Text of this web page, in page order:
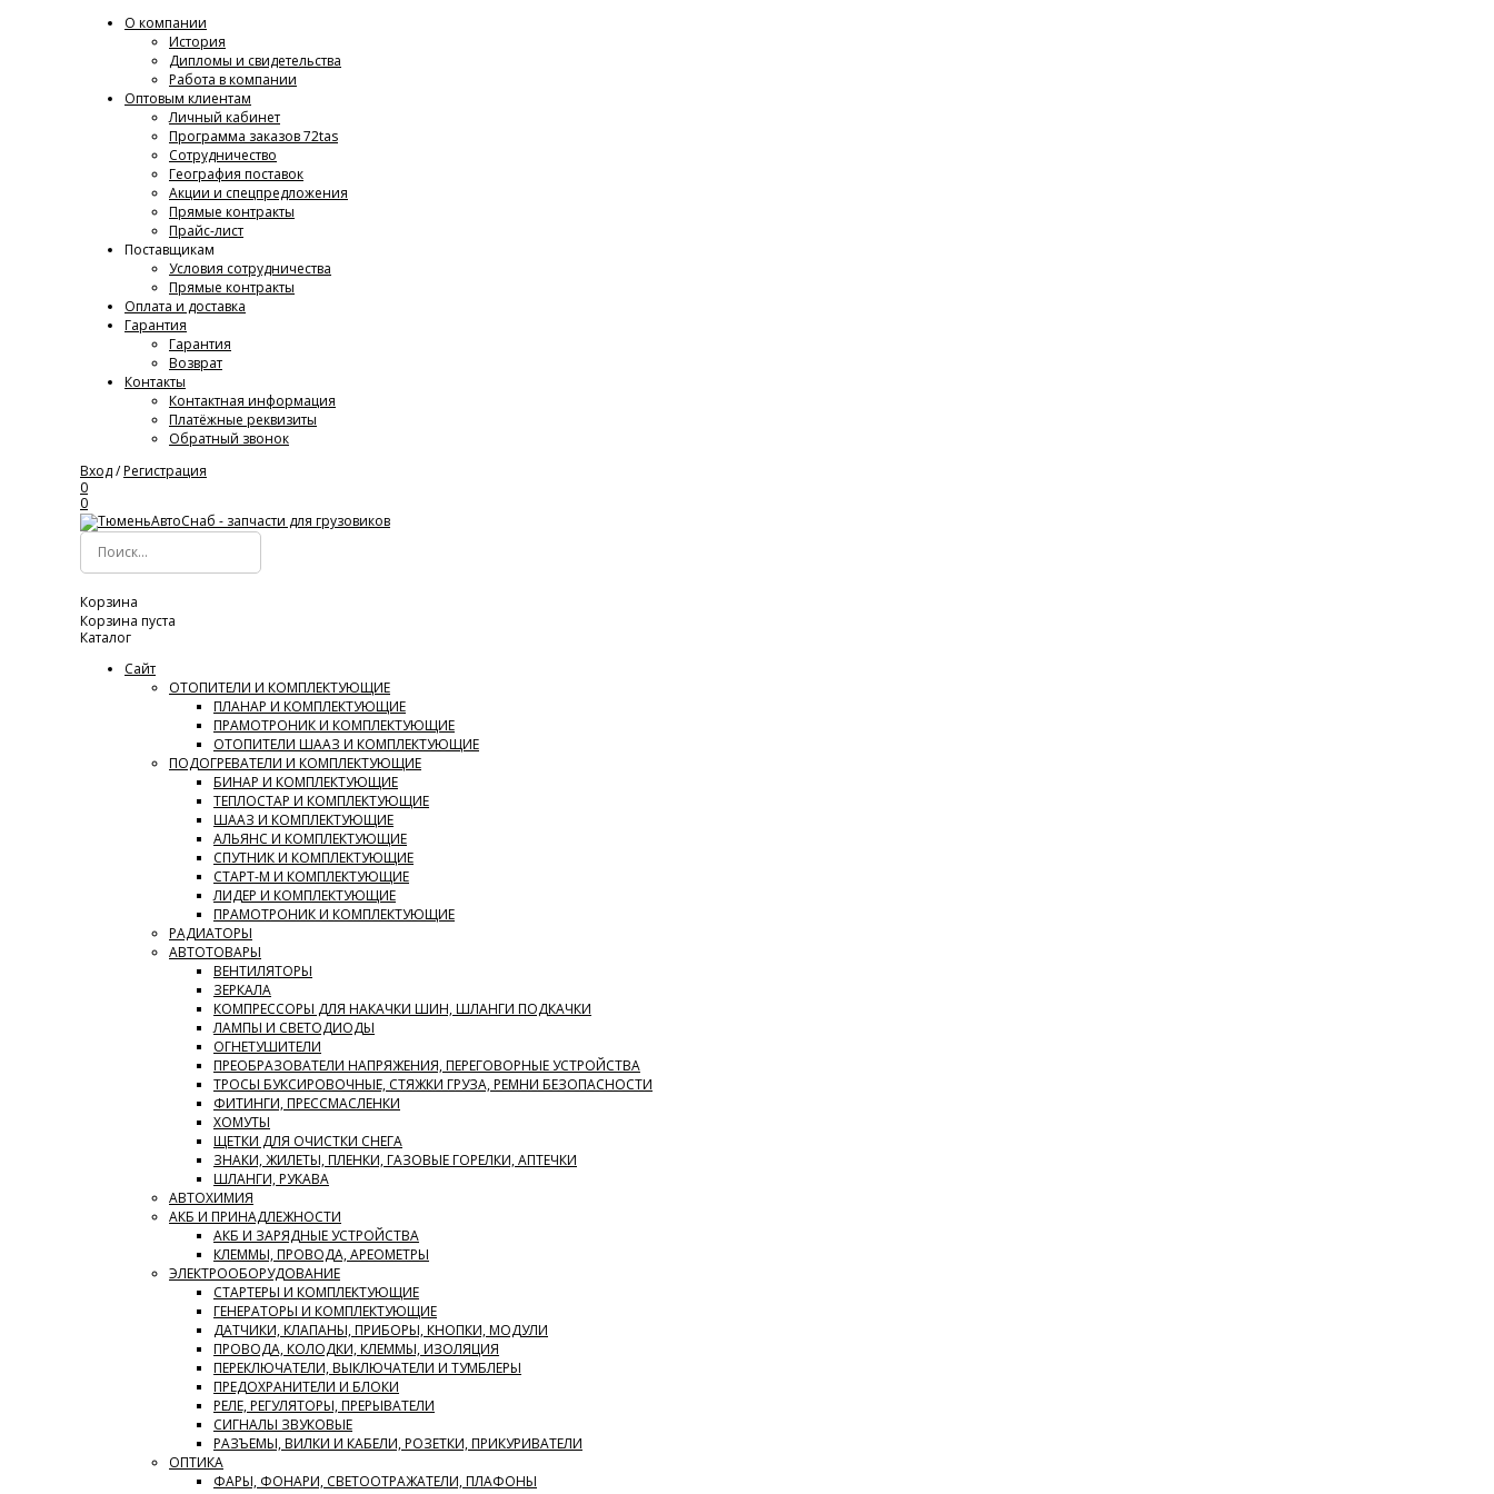
О компании
История
Дипломы и свидетельства
Работа в компании
Оптовым клиентам
Личный кабинет
Программа заказов 72tas
Сотрудничество
География поставок
Акции и спецпредложения
Прямые контракты
Прайс-лист
Поставщикам
Условия сотрудничества
Прямые контракты
Оплата и доставка
Гарантия
Гарантия
Возврат
Контакты
Контактная информация
Платёжные реквизиты
Обратный звонок
Вход/Регистрация
0
0
Корзина
Корзина пуста
Каталог
Сайт
ОТОПИТЕЛИ И КОМПЛЕКТУЮЩИЕ
ПЛАНАР И КОМПЛЕКТУЮЩИЕ
ПРАМОТРОНИК И КОМПЛЕКТУЮЩИЕ
ОТОПИТЕЛИ ШААЗ И КОМПЛЕКТУЮЩИЕ
ПОДОГРЕВАТЕЛИ И КОМПЛЕКТУЮЩИЕ
БИНАР И КОМПЛЕКТУЮЩИЕ
ТЕПЛОСТАР И КОМПЛЕКТУЮЩИЕ
ШААЗ И КОМПЛЕКТУЮЩИЕ
АЛЬЯНС И КОМПЛЕКТУЮЩИЕ
СПУТНИК И КОМПЛЕКТУЮЩИЕ
СТАРТ-М И КОМПЛЕКТУЮЩИЕ
ЛИДЕР И КОМПЛЕКТУЮЩИЕ
ПРАМОТРОНИК И КОМПЛЕКТУЮЩИЕ
РАДИАТОРЫ
АВТОТОВАРЫ
ВЕНТИЛЯТОРЫ
ЗЕРКАЛА
КОМПРЕССОРЫ ДЛЯ НАКАЧКИ ШИН, ШЛАНГИ ПОДКАЧКИ
ЛАМПЫ И СВЕТОДИОДЫ
ОГНЕТУШИТЕЛИ
ПРЕОБРАЗОВАТЕЛИ НАПРЯЖЕНИЯ, ПЕРЕГОВОРНЫЕ УСТРОЙСТВА
ТРОСЫ БУКСИРОВОЧНЫЕ, СТЯЖКИ ГРУЗА, РЕМНИ БЕЗОПАСНОСТИ
ФИТИНГИ, ПРЕССМАСЛЕНКИ
ХОМУТЫ
ЩЕТКИ ДЛЯ ОЧИСТКИ СНЕГА
ЗНАКИ, ЖИЛЕТЫ, ПЛЕНКИ, ГАЗОВЫЕ ГОРЕЛКИ, АПТЕЧКИ
ШЛАНГИ, РУКАВА
АВТОХИМИЯ
АКБ И ПРИНАДЛЕЖНОСТИ
АКБ И ЗАРЯДНЫЕ УСТРОЙСТВА
КЛЕММЫ, ПРОВОДА, АРЕОМЕТРЫ
ЭЛЕКТРООБОРУДОВАНИЕ
СТАРТЕРЫ И КОМПЛЕКТУЮЩИЕ
ГЕНЕРАТОРЫ И КОМПЛЕКТУЮЩИЕ
ДАТЧИКИ, КЛАПАНЫ, ПРИБОРЫ, КНОПКИ, МОДУЛИ
ПРОВОДА, КОЛОДКИ, КЛЕММЫ, ИЗОЛЯЦИЯ
ПЕРЕКЛЮЧАТЕЛИ, ВЫКЛЮЧАТЕЛИ И ТУМБЛЕРЫ
ПРЕДОХРАНИТЕЛИ И БЛОКИ
РЕЛЕ, РЕГУЛЯТОРЫ, ПРЕРЫВАТЕЛИ
СИГНАЛЫ ЗВУКОВЫЕ
РАЗЪЕМЫ, ВИЛКИ И КАБЕЛИ, РОЗЕТКИ, ПРИКУРИВАТЕЛИ
ОПТИКА
ФАРЫ, ФОНАРИ, СВЕТООТРАЖАТЕЛИ, ПЛАФОНЫ